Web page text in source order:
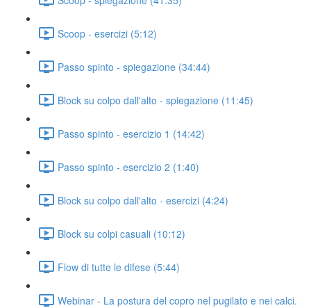
Scoop - esercizi (5:12)
Passo spinto - spiegazione (34:44)
Block su colpo dall'alto - spiegazione (11:45)
Passo spinto - esercizio 1 (14:42)
Passo spinto - esercizio 2 (1:40)
Block su colpo dall'alto - esercizi (4:24)
Block su colpi casuali (10:12)
Flow di tutte le difese (5:44)
Webinar - La postura del copro nel pugilato e nei calci.